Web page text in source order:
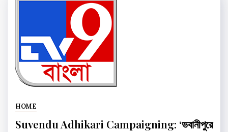
HOME
Suvendu Adhikari Campaigning: ‘ভবানীপুরে